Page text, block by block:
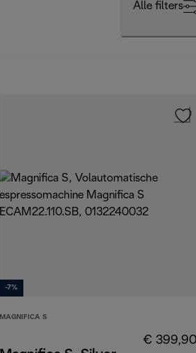
Alle filters
-7%
MAGNIFICA S
€